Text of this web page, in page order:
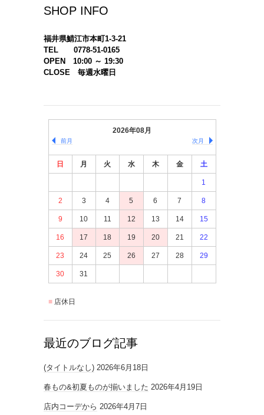
SHOP INFO
福井県鯖江市本町1-3-21
TEL 0778-51-0165
OPEN 10:00 ～ 19:30
CLOSE 毎週水曜日
2026年08月
前月 次月
日 月 火 水 木 金 土
1
2 3 4 5 6 7 8
9 10 11 12 13 14 15
16 17 18 19 20 21 22
23 24 25 26 27 28 29
30 31
店休日
最近のブログ記事
(タイトルなし) 2026年6月18日
春もの&初夏ものが揃いました 2026年4月19日
店内コーデから 2026年4月7日